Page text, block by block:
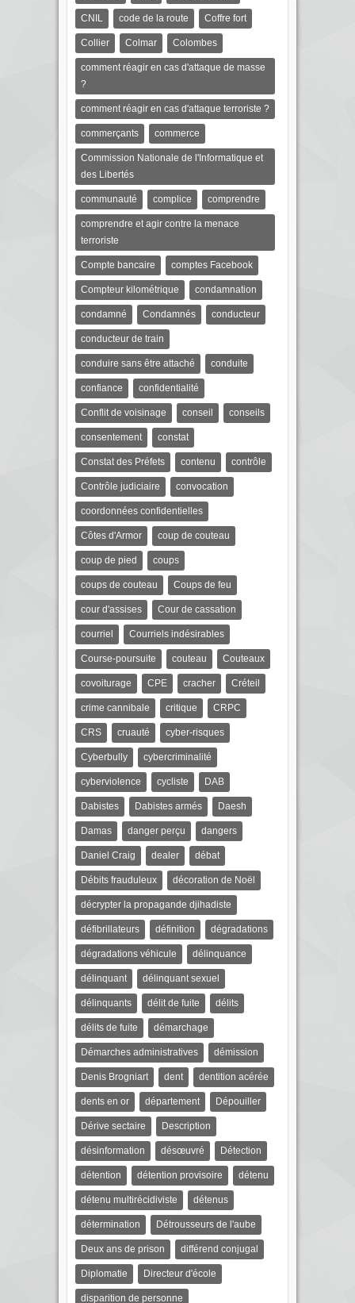
CNIL code de la route Coffre fort
Collier Colmar Colombes
comment réagir en cas d'attaque de masse
?
comment réagir en cas d'attaque terroriste ?
commerçants commerce
Commission Nationale de l'Informatique et
des Libertés
communauté complice comprendre
comprendre et agir contre la menace
terroriste
Compte bancaire comptes Facebook
Compteur kilométrique condamnation
condamné Condamnés conducteur
conducteur de train
conduire sans être attaché conduite
confiance confidentialité
Conflit de voisinage conseil conseils
consentement constat
Constat des Préfets contenu contrôle
Contrôle judiciaire convocation
coordonnées confidentielles
Côtes d'Armor coup de couteau
coup de pied coups
coups de couteau Coups de feu
cour d'assises Cour de cassation
courriel Courriels indésirables
Course-poursuite couteau Couteaux
covoiturage CPE cracher Créteil
crime cannibale critique CRPC
CRS cruauté cyber-risques
Cyberbully cybercriminalité
cyberviolence cycliste DAB
Dabistes Dabistes armés Daesh
Damas danger perçu dangers
Daniel Craig dealer débat
Débits frauduleux décoration de Noël
décrypter la propagande djihadiste
défibrillateurs définition dégradations
dégradations véhicule délinquance
délinquant délinquant sexuel
délinquants délit de fuite délits
délits de fuite démarchage
Démarches administratives démission
Denis Brogniart dent dentition acérée
dents en or département Dépouiller
Dérive sectaire Description
désinformation désœuvré Détection
détention détention provisoire détenu
détenu multirécidiviste détenus
détermination Détrousseurs de l'aube
Deux ans de prison différend conjugal
Diplomatie Directeur d'école
disparition de personne